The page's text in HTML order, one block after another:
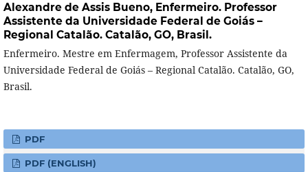
Alexandre de Assis Bueno, Enfermeiro. Professor
Assistente da Universidade Federal de Goiás –
Regional Catalão. Catalão, GO, Brasil.
Enfermeiro. Mestre em Enfermagem, Professor Assistente da
Universidade Federal de Goiás – Regional Catalão. Catalão, GO,
Brasil.
PDF
PDF (ENGLISH)